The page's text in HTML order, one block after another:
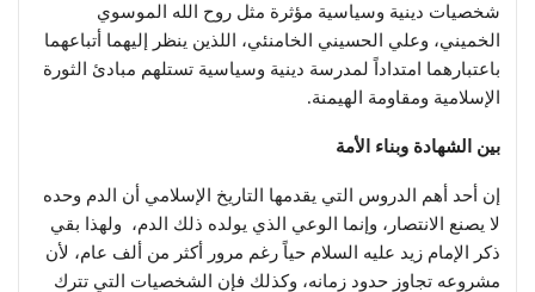
شخصيات دينية وسياسية مؤثرة مثل روح الله الموسوي
الخميني، وعلي الحسيني الخامنئي، اللذين ينظر إليهما أتباعهما
باعتبارهما امتداداً لمدرسة دينية وسياسية تستلهم مبادئ الثورة
الإسلامية ومقاومة الهيمنة.
بين الشهادة وبناء الأمة
إن أحد أهم الدروس التي يقدمها التاريخ الإسلامي أن الدم وحده
لا يصنع الانتصار، وإنما الوعي الذي يولده ذلك الدم، ولهذا بقي
ذكر الإمام زيد عليه السلام حياً رغم مرور أكثر من ألف عام، لأن
مشروعه تجاوز حدود زمانه، وكذلك فإن الشخصيات التي تترك